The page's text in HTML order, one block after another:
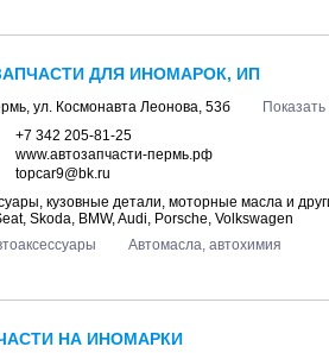
ДЛЯ ИНОМАРОК, ИП
, ул. Космонавта Леонова, 53б
+7 342 205-81-25
www.автозапчасти-пермь.рф
topcar9@bk.ru
кузовные детали, моторные масла и
Skoda, BMW, Audi, Porsche, Volkswagen
Автомасла, автохимия
НА ИНОМАРКИ